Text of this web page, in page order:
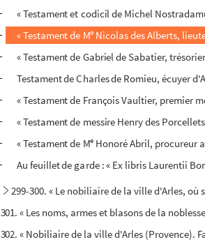
« Testament et codicil de Michel
« Testament de Me Nicolas des Alberts,
« Testament de Gabriel de Sabatier,
Testament de Charles de Romieu, écuyer
« Testament de François Vaultier, premier
« Testament de messire Henry des
« Testament de Me Honoré Abril, procureur
Au feuillet de garde : « Ex libris Laurentii
299-300. « Le nobiliaire de la ville d'Arles,
301. « Les noms, armes et blasons de la
302. « Nobiliaire de la ville d'Arles (Provence).